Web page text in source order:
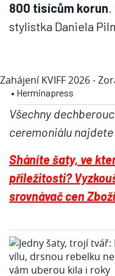
800 tisícům korun
stylistka Daniela
Zahájení KVIFF 2026 -
• Herminapress
Všechny
ceremoniálu
Sháníte šaty, ve
příležitosti?
srovnávač cen